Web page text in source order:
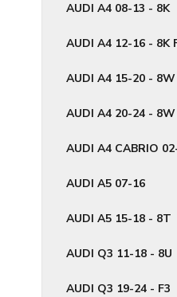
AUDI A4 08-13 - 8K
AUDI A4 12-16 - 8K
AUDI A4 15-20 - 8W
AUDI A4 20-24 -
AUDI A4 CABRIO
AUDI A5 07-16
AUDI A5 15-18 - 8T
AUDI Q3 11-18 - 8U
AUDI Q3 19-24 - F3